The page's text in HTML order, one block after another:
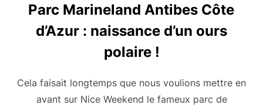
Parc Marineland Antibes Côte
d’Azur : naissance d’un ours
polaire !
Cela faisait longtemps que nous voulions mettre en
avant sur Nice Weekend le fameux parc de